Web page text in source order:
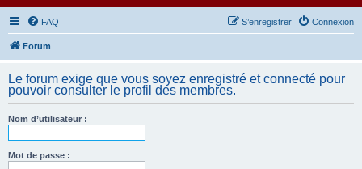
FAQ Connexion
S’enregistrer
Forum
Le forum exige que vous soyez enregistré et connecté pour
pouvoir consulter le profil des membres.
Nom d’utilisateur :
Mot de passe :